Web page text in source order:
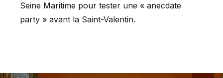
Seine Maritime pour tester une « anecdate
party » avant la Saint-Valentin.